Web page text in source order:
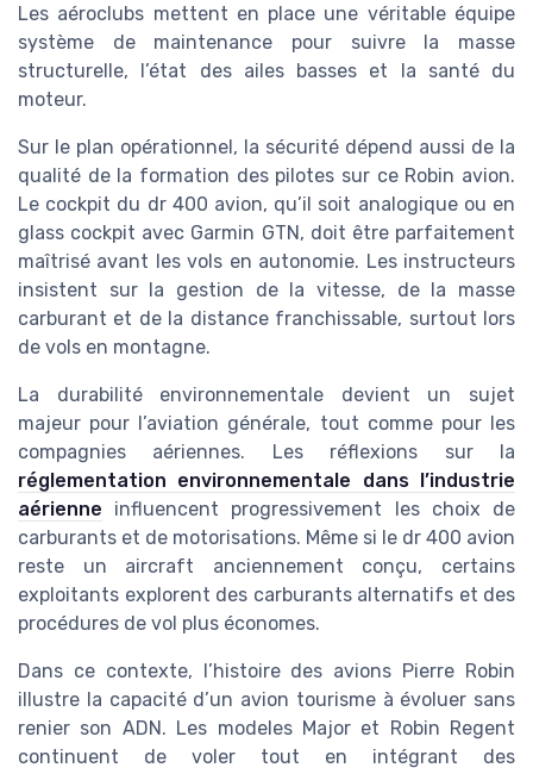
Les aéroclubs mettent en place une véritable équipe
système de maintenance pour suivre la masse
structurelle, l’état des ailes basses et la santé du
moteur.
Sur le plan opérationnel, la sécurité dépend aussi de la
qualité de la formation des pilotes sur ce Robin avion.
Le cockpit du dr 400 avion, qu’il soit analogique ou en
glass cockpit avec Garmin GTN, doit être parfaitement
maîtrisé avant les vols en autonomie. Les instructeurs
insistent sur la gestion de la vitesse, de la masse
carburant et de la distance franchissable, surtout lors
de vols en montagne.
La durabilité environnementale devient un sujet
majeur pour l’aviation générale, tout comme pour les
compagnies aériennes. Les réflexions sur la
réglementation environnementale dans l’industrie
aérienne influencent progressivement les choix de
carburants et de motorisations. Même si le dr 400 avion
reste un aircraft anciennement conçu, certains
exploitants explorent des carburants alternatifs et des
procédures de vol plus économes.
Dans ce contexte, l’histoire des avions Pierre Robin
illustre la capacité d’un avion tourisme à évoluer sans
renier son ADN. Les modeles Major et Robin Regent
continuent de voler tout en intégrant des